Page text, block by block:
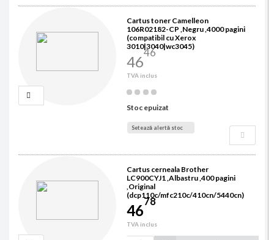
Cartus toner Camelleon
106R02182-CP ,Negru ,4000 pagini
(compatibil cu Xerox
3010|3040|wc3045)
4646
TVA inclus
Stoc epuizat
Setează alertă stoc
Cartus cerneala Brother
LC900CYJ1 ,Albastru ,400 pagini
,Original
(dcp110c/mfc210c/410cn/5440cn)
4678
TVA inclus